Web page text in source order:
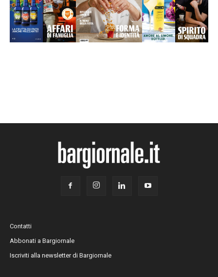
Contatti
Abbonati a Bargiornale
Iscriviti alla newsletter di Bargiornale